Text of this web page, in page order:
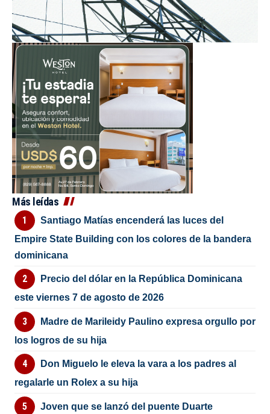
Más leídas
Santiago Matías encenderá las luces del
Empire State Building con los colores de la bandera
dominicana
Precio del dólar en la República Dominicana
este viernes 7 de agosto de 2026
Madre de Marileidy Paulino expresa orgullo por
los logros de su hija
Don Miguelo le eleva la vara a los padres al
regalarle un Rolex a su hija
Joven que se lanzó del puente Duarte